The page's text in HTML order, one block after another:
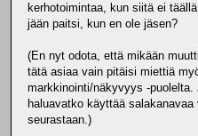
kerhotoimintaa, kun siitä ei
jään paitsi, kun en ole jäsen?
(En nyt odota, että mikään
tätä asiaa vain pitäisi miettiä
markkinointi/näkyvyys -
haluavatko käyttää
seurastaan.)